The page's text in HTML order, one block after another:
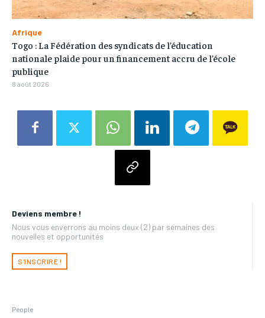
Deviens membre !
Nous vous enverrons au moins deux (2) par semaines des
nouvelles et opportunités
S'INSCRIRE !
People
Afrique
Togo : La Fédération des syndicats de l’éducation
nationale plaide pour un financement accru de l’école
publique
8 août 2026